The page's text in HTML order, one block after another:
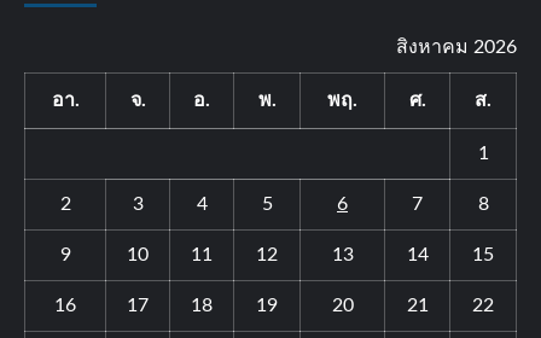
สิงหาคม 2026
อา. จ. อ. พ. พฤ. ศ. ส.
1
2 3 4 5 6 7 8
9 10 11 12 13 14 15
16 17 18 19 20 21 22